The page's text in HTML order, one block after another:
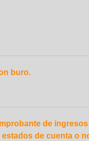
buro.
de
estados de cuenta o